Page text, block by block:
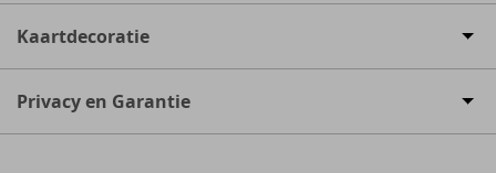
Kaartdecoratie
Privacy en Garantie